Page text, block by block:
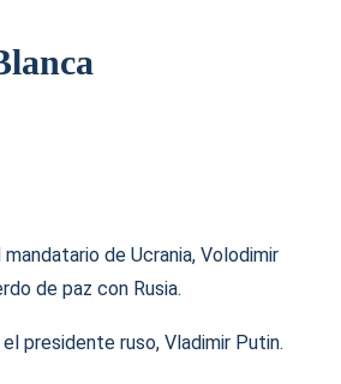
de Ucrania, Volodimir
de paz con Rusia.
presidente ruso, Vladimir Putin.